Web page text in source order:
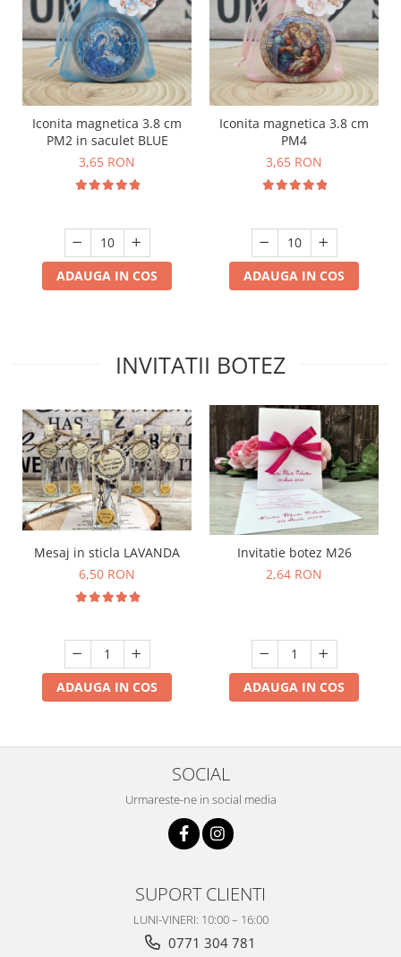
Iconita magnetica 3.8 cm
PM2 in saculet BLUE
3,65 RON
ADAUGA IN COS
Iconita magnetica 3.8 cm
PM4
3,65 RON
ADAUGA IN COS
INVITATII BOTEZ
Mesaj in sticla LAVANDA
6,50 RON
ADAUGA IN COS
Invitatie botez M26
2,64 RON
ADAUGA IN COS
SOCIAL
Urmareste-ne in social media
SUPORT CLIENTI
LUNI-VINERI: 10:00 – 16:00
0771 304 781